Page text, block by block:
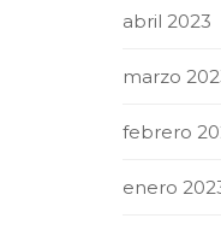
abril 2023
marzo
febrero
enero